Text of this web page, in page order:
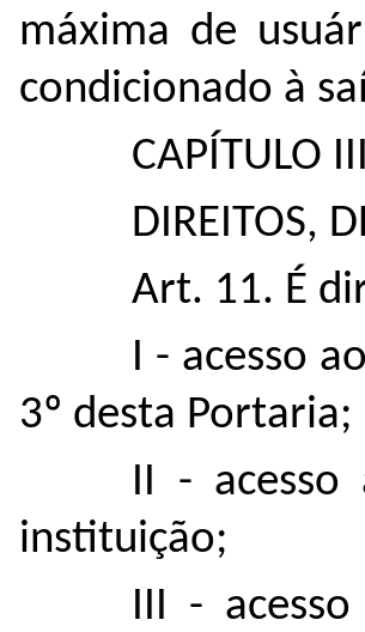
máxima de
condicionado à
CAPÍTULO III
DIREITOS,
Art. 11. É
I - acesso
3º desta Portaria;
II - acesso
instituição;
III -